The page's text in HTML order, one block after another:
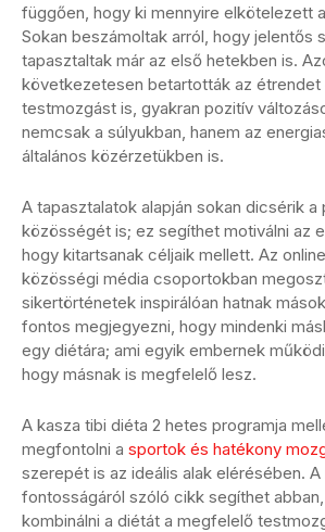
függően, hogy ki mennyire elkötelezett
Sokan beszámoltak arról, hogy jelentős
tapasztaltak már az első hetekben is.
következetesen betartották az
testmozgást is, gyakran pozitív
nemcsak a súlyukban, hanem az
általános közérzetükben is.
A tapasztalatok alapján sokan dicsérik
közösségét is; ez segíthet motiválni az
hogy kitartsanak céljaik mellett. Az
közösségi média csoportokban
sikertörténetek inspirálóan hatnak
fontos megjegyezni, hogy mindenki
egy diétára; ami egyik embernek
hogy másnak is megfelelő lesz.
A kasza tibi diéta 2 hetes programja
megfontolni a sportok és hatékony
szerepét is az ideális alak elérésében.
fontosságáról szóló cikk segíthet
kombinálni a diétát a megfelelő